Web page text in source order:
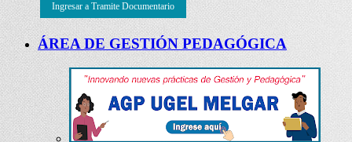
Ingresar a Tramite Documentario
ÁREA DE GESTIÓN PEDAGÓGICA